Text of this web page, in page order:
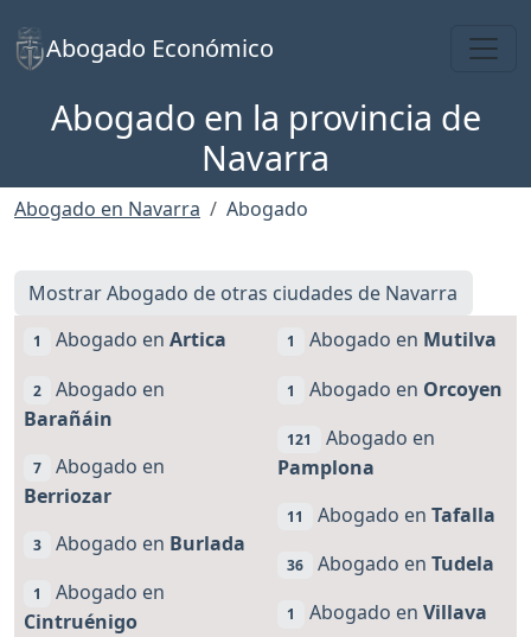
Abogado Económico
Abogado en la provincia de
Navarra
Abogado en Navarra Abogado
Mostrar Abogado de otras ciudades de Navarra
1 Abogado en Artica
2
Abogado en
Barañáin
7
Abogado en
Berriozar
3 Abogado en Burlada
1
Abogado en
Cintruénigo
1 Abogado en Mutilva
1 Abogado en Orcoyen
121
Abogado en
Pamplona
11 Abogado en Tafalla
36 Abogado en Tudela
1 Abogado en Villava